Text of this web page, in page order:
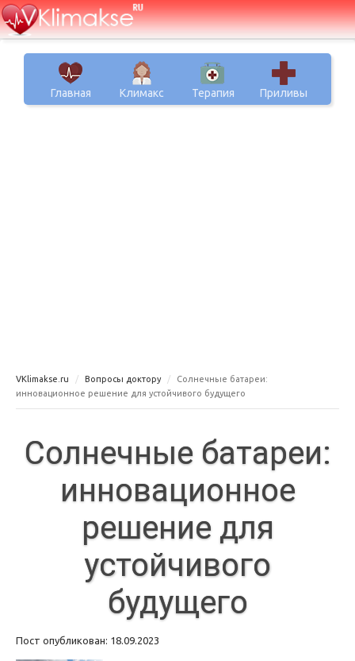
Главная Климакс Терапия Приливы
VKlimakse.ru Вопросы доктору
Солнечные батареи:
инновационное решение для устойчивого будущего
Солнечные батареи:
инновационное
решение для
устойчивого
будущего
Пост опубликован: 18.09.2023